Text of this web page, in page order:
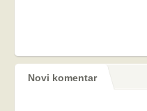
Novi komentar